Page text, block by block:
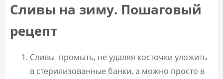
Сливы на зиму. Пошаговый
рецепт
Сливы промыть, не удаляя косточки уложить
в стерилизованные банки, а можно просто в